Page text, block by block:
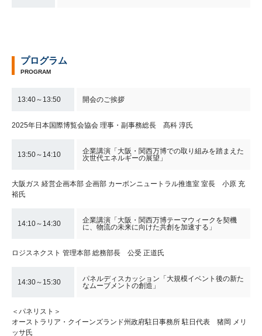
プログラム
PROGRAM
13:40～13:50 開会のご挨拶
2025年日本国際博覧会協会 理事・副事務総長 髙科 淳氏
13:50～14:10
企業講演「大阪・関西万博での取り組みを踏まえた
次世代エネルギーの展望」
大阪ガス 経営企画本部 企画部 カーボンニュートラル推進室 室長 小原 充
裕氏
14:10～14:30
企業講演「大阪・関西万博テーマウィークを契機
に、物流の未来に向けた共創を加速する」
ロジスネクスト 管理本部 総務部長 公受 正道氏
14:30～15:30
パネルディスカッション「大規模イベント後の新た
なムーブメントの創造」
＜パネリスト＞
オーストラリア・クイーンズランド州政府駐日事務所 駐日代表 猪岡 メリ
ッサ氏